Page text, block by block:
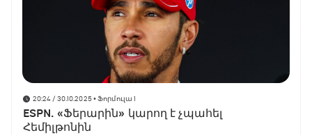
20:24 / 30.10.2025• Ֆորմուլա 1
ESPN. «Ֆերարին» կարող է չպահել
Հեմիլթոնին